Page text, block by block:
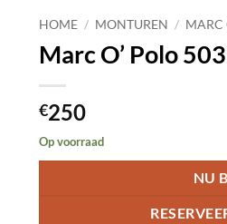
HOME / MONTUREN / MARC
Marc O’ Polo
€250
Op voorraad
NU